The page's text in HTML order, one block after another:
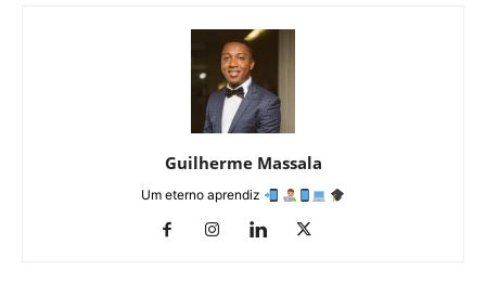
Guilherme Massala
Um eterno aprendiz